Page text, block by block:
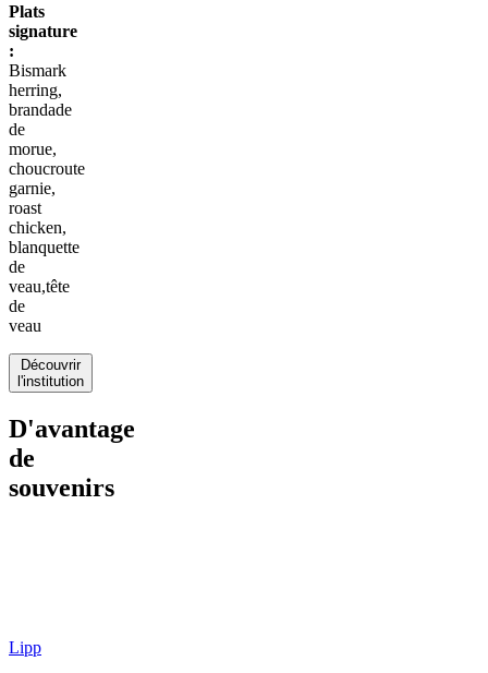
Plats
signature
:
Bismark
herring,
brandade
de
morue,
choucroute
garnie,
roast
chicken,
blanquette
de
veau,tête
de
veau
Découvrir
l'institution
D'avantage
de
souvenirs
Lipp